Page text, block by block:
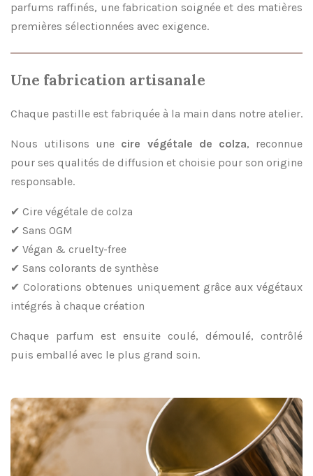
parfums raffinés, une fabrication soignée et des matières
premières sélectionnées avec exigence.
Une fabrication artisanale
Chaque pastille est fabriquée à la main dans notre atelier.
Nous utilisons une cire végétale de colza, reconnue
pour ses qualités de diffusion et choisie pour son origine
responsable.
✔ Cire végétale de colza
✔ Sans OGM
✔ Végan & cruelty-free
✔ Sans colorants de synthèse
✔ Colorations obtenues uniquement grâce aux végétaux
intégrés à chaque création
Chaque parfum est ensuite coulé, démoulé, contrôlé
puis emballé avec le plus grand soin.